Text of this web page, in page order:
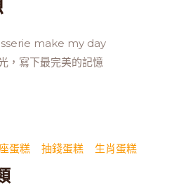
make my day
，寫下最完美的記憶
蛋糕 抽錢蛋糕 生肖蛋糕